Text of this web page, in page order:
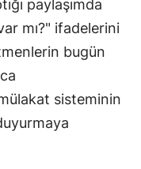
paylaşımda
mı?" ifadelerini
bugün
sisteminin